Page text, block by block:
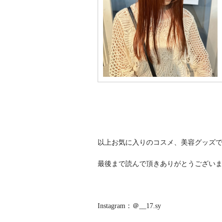
以上お気に入りのコスメ、美容グッズで
最後まで読んで頂きありがとうございま
Instagram：＠__17.sy